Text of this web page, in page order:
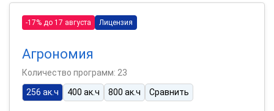
-17% до 17 августа Лицензия
Агрономия
Количество программ: 23
256 ак.ч
400 ак.ч 800 ак.ч Сравнить